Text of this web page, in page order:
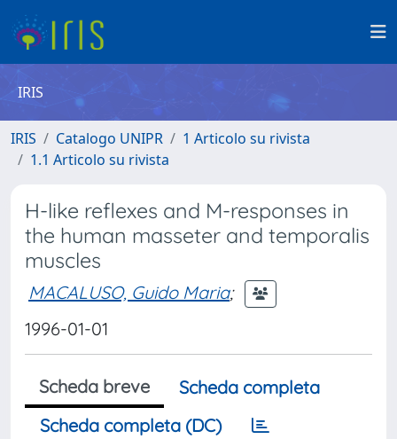
IRIS
IRIS Catalogo UNIPR
1 Articolo su rivista
1.1 Articolo su rivista
H-like reflexes and M-responses in
the human masseter and temporalis
muscles
MACALUSO, Guido Maria;
1996-01-01
Scheda breve
Scheda completa
Scheda completa (DC)